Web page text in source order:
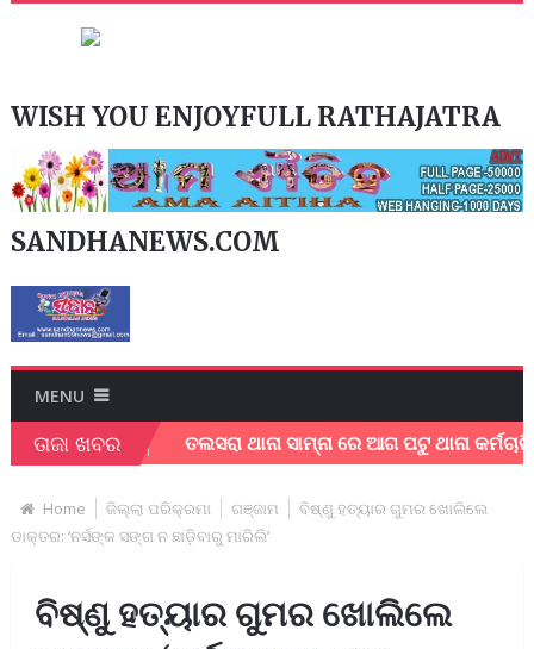
WISH YOU ENJOYFULL RATHAJATRA
SANDHANEWS.COM
MENU
ତାଜା ଖବର ତଲସରା ଥାନା ସାମ୍ନା ରେ ଆଗ ପଟୁ ଥାନା କର୍ମଚାରି
Home ଜିଲ୍ଲା ପରିକ୍ରମା ଗଞ୍ଜାମ
ବିଷ୍ଣୁ ହତ୍ୟାର ଗୁମର ଖୋଲିଲେ
ଡାକ୍ତର: ‘ନର୍ସଙ୍କ ସଙ୍ଗ ନ ଛାଡ଼ିବାରୁ ମାରିଲି’
ବିଷ୍ଣୁ ହତ୍ୟାର ଗୁମର ଖୋଲିଲେ